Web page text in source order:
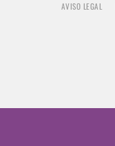
AVISO LEGAL